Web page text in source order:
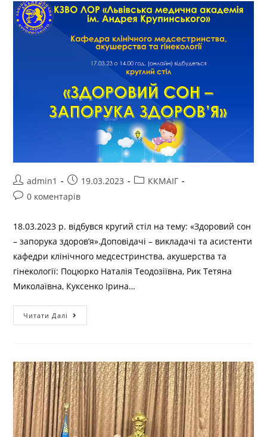
admin1 19.03.2023
ККМАІГ
0 коментарів
18.03.2023 р. відбувся кругий стіл на тему: «Здоровий сон
– запорука здоров’я».Доповідачі – викладачі та асистенти
кафедри клінічного медсестринства, акушерства та
гінекології: Поцюрко Наталія Теодозіївна, Рик Тетяна
Миколаївна, Куксенко Ірина…
Читати Далі